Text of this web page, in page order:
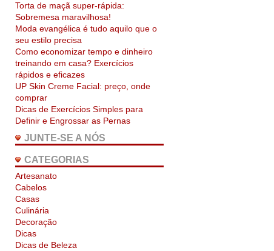
Torta de maçã super-rápida:
Sobremesa maravilhosa!
Moda evangélica é tudo aquilo que o
seu estilo precisa
Como economizar tempo e dinheiro
treinando em casa? Exercícios
rápidos e eficazes
UP Skin Creme Facial: preço, onde
comprar
Dicas de Exercícios Simples para
Definir e Engrossar as Pernas
JUNTE-SE A NÓS
CATEGORIAS
Artesanato
Cabelos
Casas
Culinária
Decoração
Dicas
Dicas de Beleza